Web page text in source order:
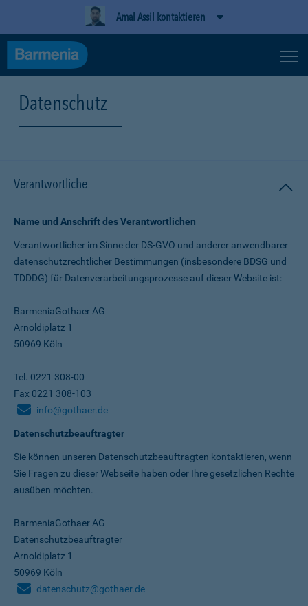
Amal Assil kontaktieren
Datenschutz
Verantwortliche
Name und Anschrift des Verantwortlichen
Verantwortlicher im Sinne der DS-GVO und anderer anwendbarer
datenschutz­rechtlicher Bestimmungen (insbesondere BDSG und
TDDDG) für Daten­verarbeitungs­prozesse auf dieser Website ist:
BarmeniaGothaer AG
Arnoldiplatz 1
50969 Köln
Tel. 0221 308-00
Fax 0221 308-103
info@gothaer.de
Datenschutzbeauftragter
Sie können unseren Datenschutz­beauftragten kontaktieren, wenn
Sie Fragen zu dieser Webseite haben oder Ihre gesetzlichen Rechte
ausüben möchten.
BarmeniaGothaer AG
Datenschutzbeauftragter
Arnoldiplatz 1
50969 Köln
datenschutz@gothaer.de